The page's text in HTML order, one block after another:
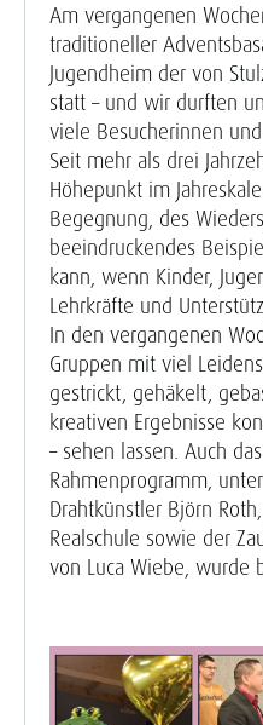
Am vergangenen
traditioneller
Jugendheim der von
statt – und wir durften
viele Besucherinnen
Seit mehr als drei
Höhepunkt im
Begegnung, des
beeindruckendes
kann, wenn Kinder,
Lehrkräfte und
In den vergangenen
Gruppen mit viel
gestrickt, gehäkelt,
kreativen Ergebnisse
– sehen lassen. Auch
Rahmenprogramm,
Drahtkünstler Björn
Realschule sowie der
von Luca Wiebe, wurde